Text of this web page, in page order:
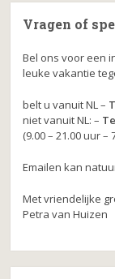
Vragen of
Bel ons voor een
leuke vakantie
belt u vanuit NL –
niet vanuit NL: –
(9.00 – 21.00 uur
Emailen kan
Met vriendelijke
Petra van Huizen